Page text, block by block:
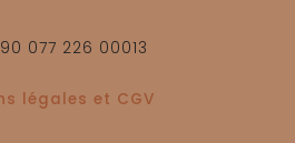
077 226 00013
légales et CGV